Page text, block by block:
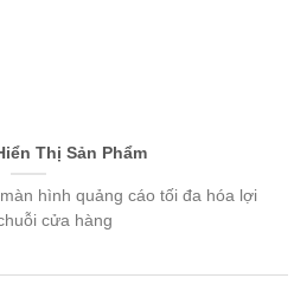
Thị Sản Phẩm
hình quảng cáo tối đa hóa lợi
cửa hàng